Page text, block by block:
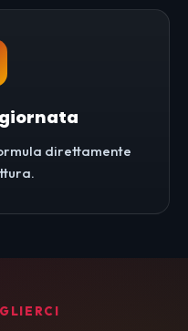
direttamente